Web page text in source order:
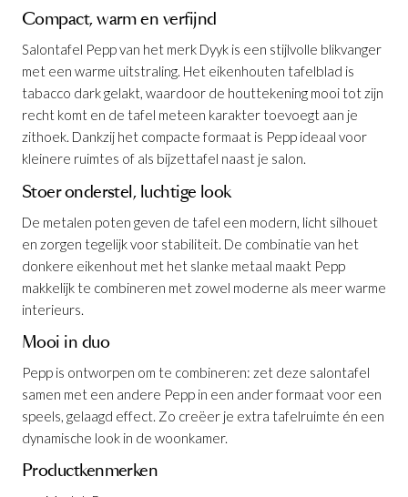
Compact, warm en verfijnd
Salontafel Pepp van het merk Dyyk is een stijlvolle blikvanger
met een warme uitstraling. Het eikenhouten tafelblad is
tabacco dark gelakt, waardoor de houttekening mooi tot zijn
recht komt en de tafel meteen karakter toevoegt aan je
zithoek. Dankzij het compacte formaat is Pepp ideaal voor
kleinere ruimtes of als bijzettafel naast je salon.
Stoer onderstel, luchtige look
De metalen poten geven de tafel een modern, licht silhouet
en zorgen tegelijk voor stabiliteit. De combinatie van het
donkere eikenhout met het slanke metaal maakt Pepp
makkelijk te combineren met zowel moderne als meer warme
interieurs.
Mooi in duo
Pepp is ontworpen om te combineren: zet deze salontafel
samen met een andere Pepp in een ander formaat voor een
speels, gelaagd effect. Zo creëer je extra tafelruimte én een
dynamische look in de woonkamer.
Productkenmerken
Salontafel Pepp HPL 105 x 73 cmis
toegevoegd aan je winkelmandje
Salontafel Pepp Hout 90 x 62 cmis
toegevoegd aan je winkelmandje